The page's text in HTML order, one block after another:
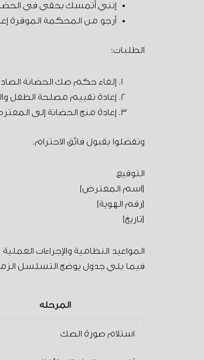
إنني أتمسك بحقي في
أرجو من المحكمة الموقرة
الطلبات:
إلغاء حكم صك الحضانة
إعادة تقييم مصلحة الطفل
إعادة منح الحضانة إلى
وتفضلوا بقبول فائق الاحترام.
التوقيع
[اسم المعترض]
[رقم الهوية]
[تاريخ]
المواعيد النظامية والإجراءات العملية
فيما يلي جدول يوضح التسلسل
المرحلة
استلام صورة الصك